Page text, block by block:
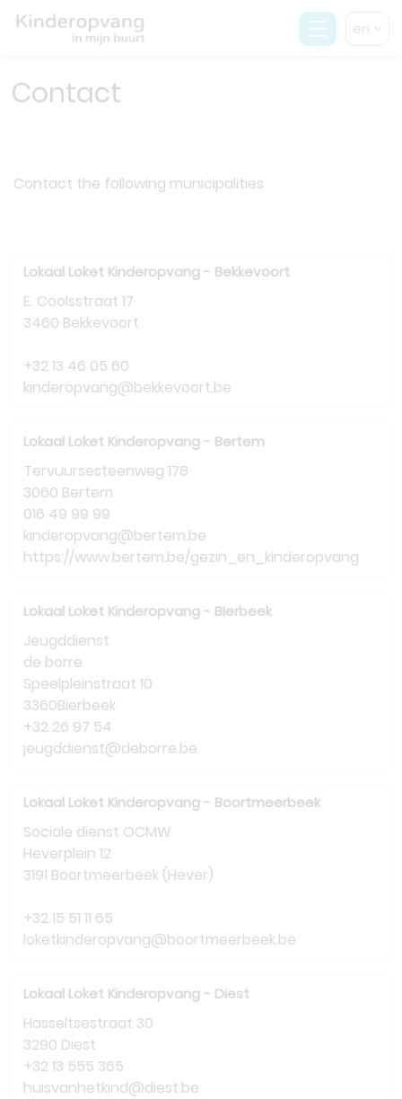
en
Contact
Contact the following municipalities
Lokaal Loket Kinderopvang - Bekkevoort
E. Coolsstraat 17
3460 Bekkevoort
+32 13 46 05 60
kinderopvang@bekkevoort.be
Lokaal Loket Kinderopvang - Bertem
Tervuursesteenweg 178
3060 Bertem
016 49 99 99
kinderopvang@bertem.be
https://www.bertem.be/gezin_en_kinderopvang
Lokaal Loket Kinderopvang - BIerbeek
Jeugddienst
de borre
Speelpleinstraat 10
3360Bierbeek
+32 26 97 54
jeugddienst@deborre.be
Lokaal Loket Kinderopvang - Boortmeerbeek
Sociale dienst OCMW
Heverplein 12
3191 Boortmeerbeek (Hever)
+32 15 51 11 65
loketkinderopvang@boortmeerbeek.be
Lokaal Loket Kinderopvang - Diest
Hasseltsestraat 30
3290 Diest
+32 13 555 365
huisvanhetkind@diest.be